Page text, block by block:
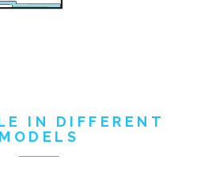
IN DIFFERENT
MODELS